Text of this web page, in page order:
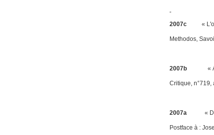
2007c«
Methodos,
2007b « A
Critique ,
2007a «
Postface à :